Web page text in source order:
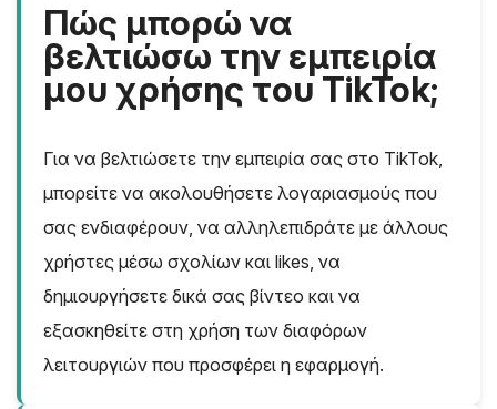
Πώς μπορώ να
βελτιώσω την εμπειρία
μου χρήσης του TikTok;
Για να βελτιώσετε την εμπειρία σας στο TikTok,
μπορείτε να ακολουθήσετε λογαριασμούς που
σας ενδιαφέρουν, να αλληλεπιδράτε με άλλους
χρήστες μέσω σχολίων και likes, να
δημιουργήσετε δικά σας βίντεο και να
εξασκηθείτε στη χρήση των διαφόρων
λειτουργιών που προσφέρει η εφαρμογή.